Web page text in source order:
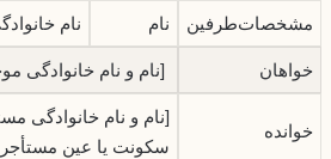
مشخصات‌طرفین نام نام
خواهان [نام و نام خانوادگی
خوانده
[نام و نام خانوادگی
سکونت یا عین